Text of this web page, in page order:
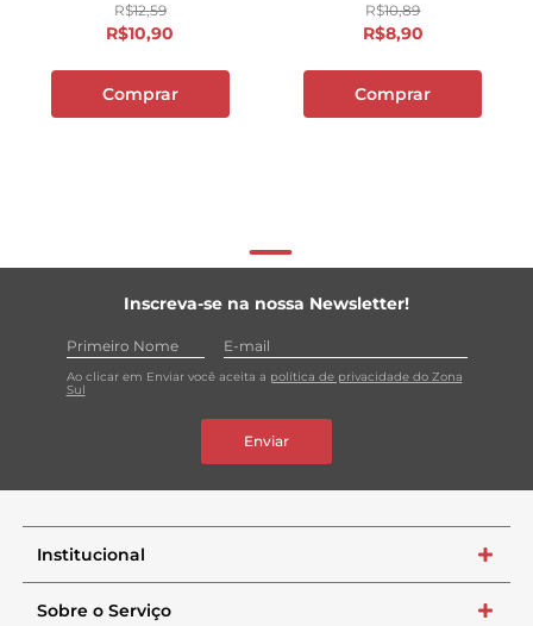
R$12,59
R$10,90
Comprar
R$10,89
R$8,90
Comprar
Inscreva-se na nossa Newsletter!
Ao clicar em Enviar você aceita a política de privacidade do Zona
Sul
Enviar
Institucional +
Sobre o Serviço +